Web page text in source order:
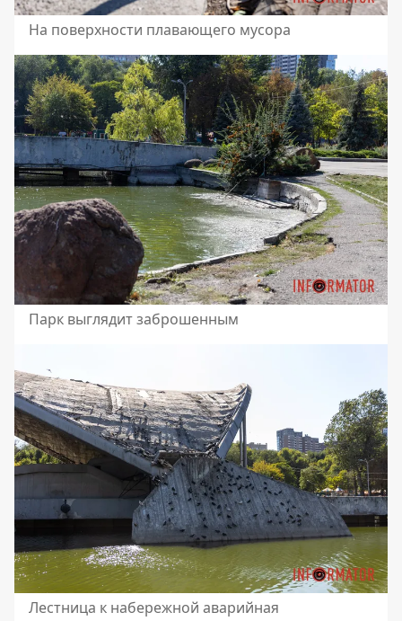
На поверхности плавающего мусора
Парк выглядит заброшенным
Лестница к набережной аварийная